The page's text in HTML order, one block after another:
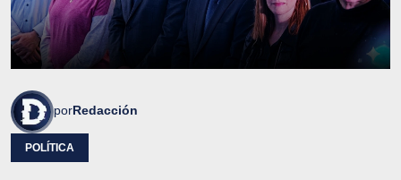
porRedacción
POLÍTICA